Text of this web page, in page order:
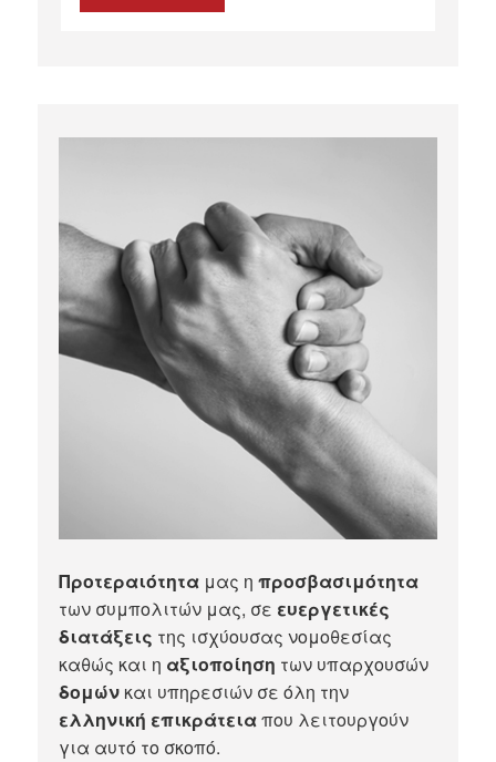
Προτεραιότητα μας ηπροσβασιμότητα
των συμπολιτών μας, σε ευεργετικές
διατάξεις της ισχύουσας νομοθεσίας
καθώς και η αξιοποίηση των υπαρχουσών
δομών και υπηρεσιών σε όλη την
ελληνική επικράτειαπου λειτουργούν
για αυτό το σκοπό.​